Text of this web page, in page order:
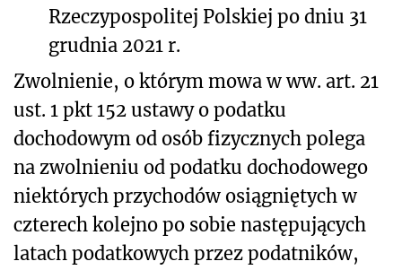
Rzeczypospolitej Polskiej po dniu 31
grudnia 2021 r.
Zwolnienie, o którym mowa w ww. art. 21
ust. 1 pkt 152 ustawy o podatku
dochodowym od osób fizycznych polega
na zwolnieniu od podatku dochodowego
niektórych przychodów osiągniętych w
czterech kolejno po sobie następujących
latach podatkowych przez podatników,